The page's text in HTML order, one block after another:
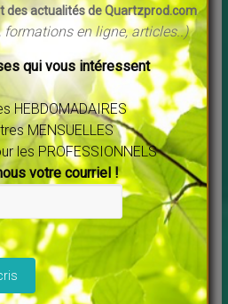
Maitre Saint Germain
MONDE NOUVEAU
message cliquer sur ce lien :
des actualités de Quartzprod.com
formations en ligne, articles..)
qui vous intéressent
HEBDOMADAIRES
MENSUELLES
les PROFESSIONNELS
votre courriel !
vide.